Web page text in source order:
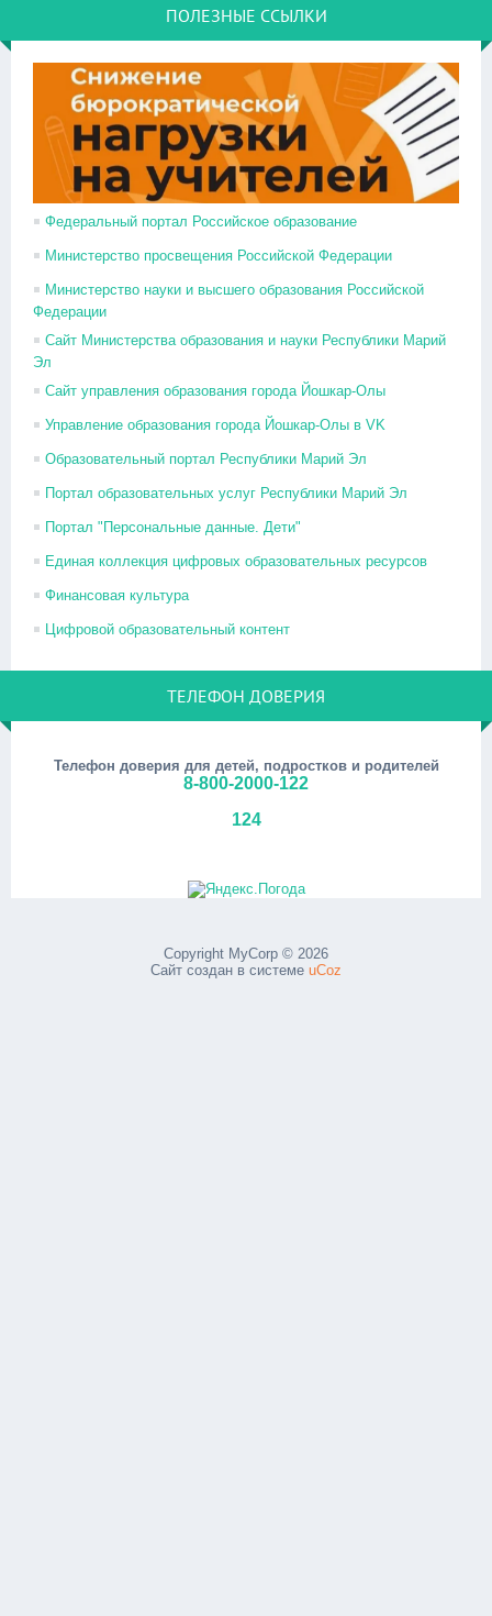
ПОЛЕЗНЫЕ ССЫЛКИ
Федеральный портал Российское образование
Министерство просвещения Российской Федерации
Министерство науки и высшего образования Российской
Федерации
Сайт Министерства образования и науки Республики Марий
Эл
Сайт управления образования города Йошкар-Олы
Управление образования города Йошкар-Олы в VK
Образовательный портал Республики Марий Эл
Портал образовательных услуг Республики Марий Эл
Портал "Персональные данные. Дети"
Единая коллекция цифровых образовательных ресурсов
Финансовая культура
Цифровой образовательный контент
ТЕЛЕФОН ДОВЕРИЯ
Телефон доверия для детей, подростков и родителей
8-800-2000-122
124
Copyright MyCorp © 2026
Сайт создан в системе uCoz